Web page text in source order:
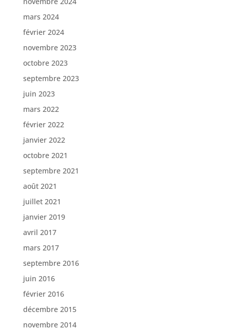
mars 2024
février 2024
novembre 2023
octobre 2023
septembre 2023
juin 2023
mars 2022
février 2022
janvier 2022
octobre 2021
septembre 2021
août 2021
juillet 2021
janvier 2019
avril 2017
mars 2017
septembre 2016
juin 2016
février 2016
décembre 2015
novembre 2014